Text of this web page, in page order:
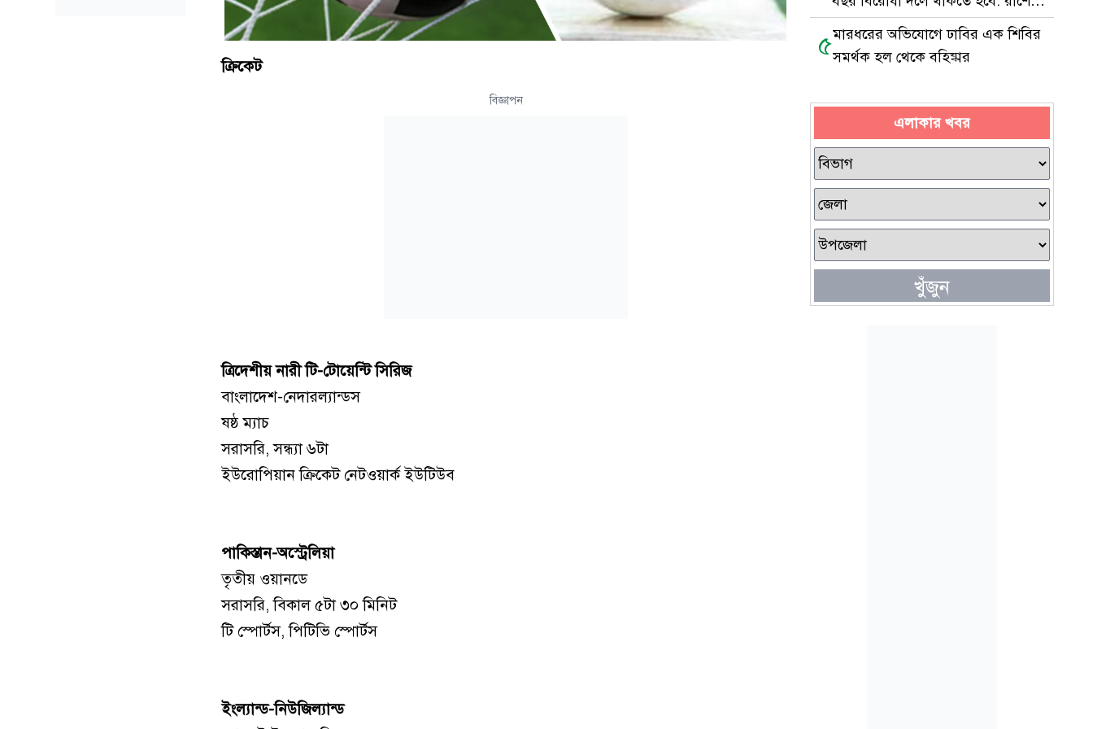
ক্রিকেট
বিজ্ঞাপন
ত্রিদেশীয় নারী টি-টোয়েন্টি সিরিজ
বাংলাদেশ-নেদারল্যান্ডস
ষষ্ঠ ম্যাচ
সরাসরি, সন্ধ্যা ৬টা
ইউরোপিয়ান ক্রিকেট নেটওয়ার্ক ইউটিউব
পাকিস্তান-অস্ট্রেলিয়া
তৃতীয় ওয়ানডে
সরাসরি, বিকাল ৫টা ৩০ মিনিট
টি স্পোর্টস, পিটিভি স্পোর্টস
ইংল্যান্ড-নিউজিল্যান্ড
খাঁন
৫মারধরের অভিযোগে ঢাবির এক শিবির
সমর্থক হল থেকে বহিষ্কার
এলাকার খবর
খুঁজুন